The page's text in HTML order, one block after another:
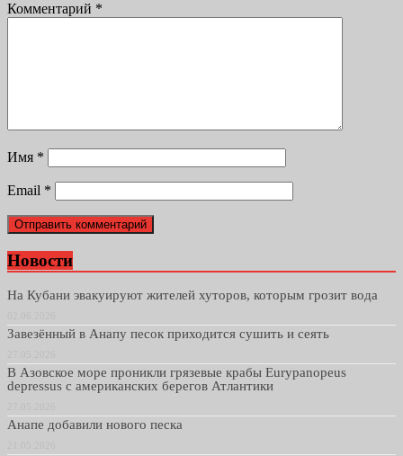
Комментарий *
Имя *
Email *
Новости
На Кубани эвакуируют жителей хуторов, которым грозит вода
Завезённый в Анапу песок приходится сушить и сеять
В Азовское море проникли грязевые крабы Eurypanopeus
depressus с американских берегов Атлантики
Анапе добавили нового песка